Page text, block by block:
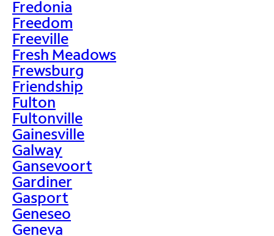
Fredonia
Freedom
Freeville
Fresh Meadows
Frewsburg
Friendship
Fulton
Fultonville
Gainesville
Galway
Gansevoort
Gardiner
Gasport
Geneseo
Geneva